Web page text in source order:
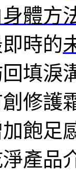
體方
時的
填淚
修護
飽足
產品